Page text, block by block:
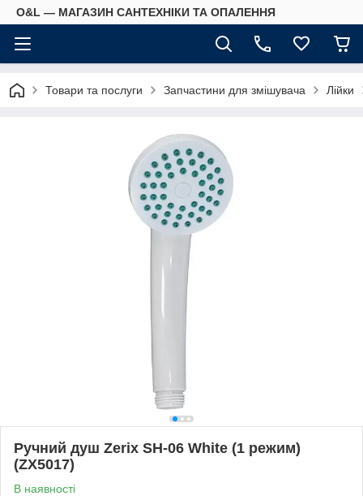
O&L — МАГАЗИН САНТЕХНІКИ ТА ОПАЛЕННЯ
Товари та послуги Запчастини для змішувача Лійки
Ручний душ Zerix SH-06 White (1 режим)
(ZX5017)
В наявності